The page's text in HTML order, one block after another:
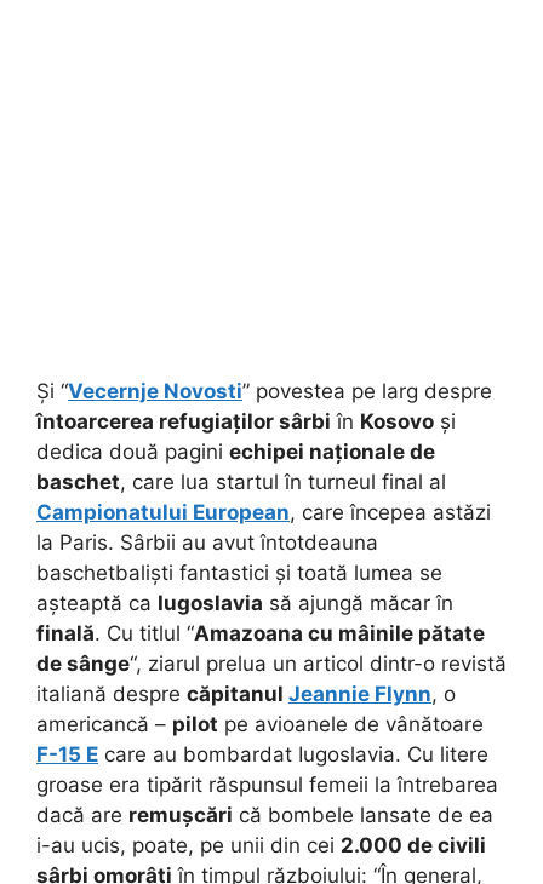
Și “Vecernje Novosti” povestea pe larg despre
întoarcerea refugiaților sârbi în Kosovo și
dedica două pagini echipei naționale de
baschet, care lua startul în turneul final al
Campionatului European, care începea astăzi
la Paris. Sârbii au avut întotdeauna
baschetbaliști fantastici și toată lumea se
așteaptă ca Iugoslavia să ajungă măcar în
finală. Cu titlul “Amazoana cu mâinile pătate
de sânge“, ziarul prelua un articol dintr-o revistă
italiană despre căpitanul Jeannie Flynn, o
americancă – pilot pe avioanele de vânătoare
F-15 E care au bombardat Iugoslavia. Cu litere
groase era tipărit răspunsul femeii la întrebarea
dacă are remușcări că bombele lansate de ea
i-au ucis, poate, pe unii din cei 2.000 de civili
sârbi omorâți în timpul războiului: “În general,